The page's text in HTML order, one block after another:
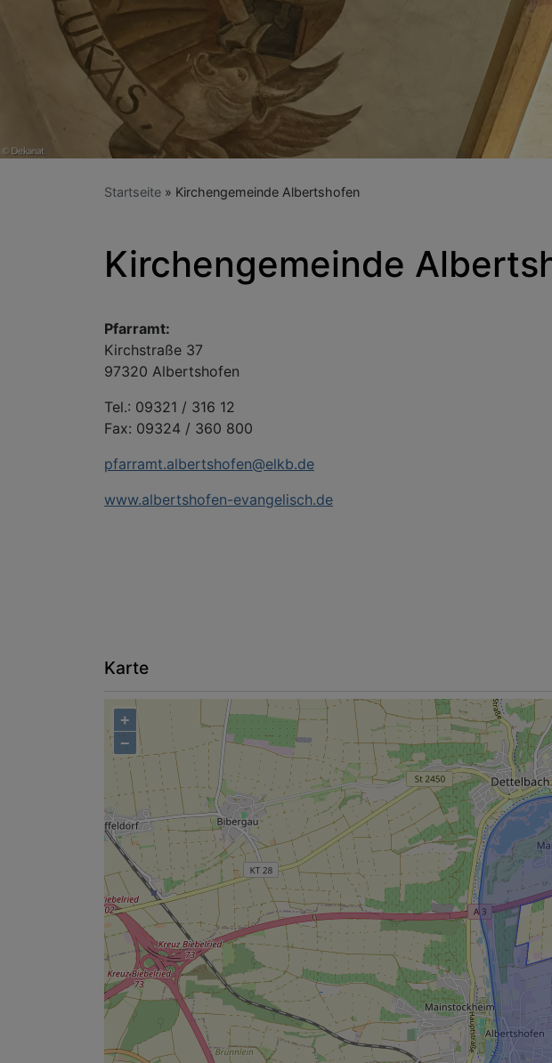
Startseite Kirchengemeinde Albertshofen
Kirchengemeinde
Pfarramt:
Kirchstraße 37
97320 Albertshofen
Tel.: 09321 / 316 12
Fax: 09324 / 360 800
pfarramt.albertshofen@elkb.de
www.albertshofen-evangelisch.de
Karte
+
−